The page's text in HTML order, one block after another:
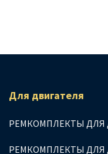
Для двигателя
РЕМКОМПЛЕКТЫ ДЛЯ
РЕМКОМПЛЕКТЫ ДЛЯ